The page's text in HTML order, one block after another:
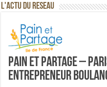
L'ACTU DU RESEAU
Pain et Partage –
entrepreneur